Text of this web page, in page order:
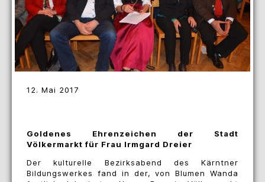
12. Mai 2017
Goldenes Ehrenzeichen der Stadt
Völkermarkt für Frau Irmgard Dreier
Der kulturelle Bezirksabend des Kärntner
Bildungswerkes fand in der, von Blumen Wanda